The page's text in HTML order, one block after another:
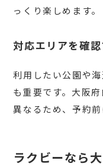
っくり楽しめます。
対応エリアを確
利用したい公園や
も重要です。大阪
異なるため、予約前
ラクビーなら